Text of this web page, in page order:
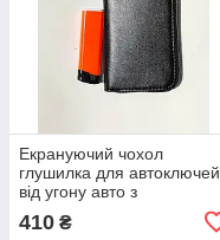
Екрануючий чохол
глушилка для автоключей
від угону авто з
130мм х 80мм
410 ₴